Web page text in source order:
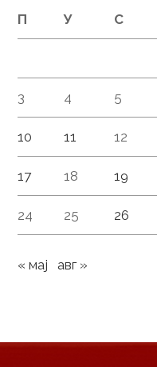
П
У С
3 4 5
10 11 12
17 18 19
24 25 26
« мај авг »